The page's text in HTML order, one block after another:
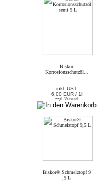
Biskor
Korrosionsschutzöl...
inkl. UST
6.00 EUR / 1l
zzgl. Versand
Biskor® Schmelztopf 9
,5 L